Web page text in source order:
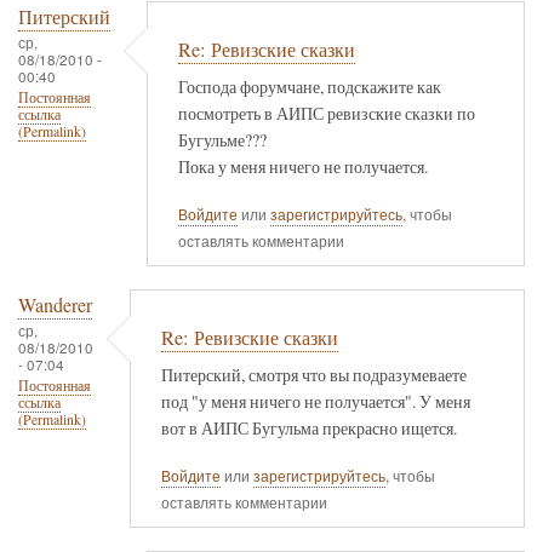
Питерский
ср,
08/18/2010 -
00:40
Постоянная
ссылка
(Permalink)
Re: Ревизские сказки
Господа форумчане, подскажите как
посмотреть в АИПС ревизские сказки по
Бугульме???
Пока у меня ничего не получается.
Войдите или зарегистрируйтесь, чтобы
оставлять комментарии
Wanderer
ср,
08/18/2010
- 07:04
Постоянная
ссылка
(Permalink)
Re: Ревизские сказки
Питерский, смотря что вы подразумеваете
под "у меня ничего не получается". У меня
вот в АИПС Бугульма прекрасно ищется.
Войдите или зарегистрируйтесь, чтобы
оставлять комментарии